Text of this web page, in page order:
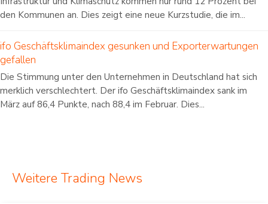
den Kommunen an. Dies zeigt eine neue Kurzstudie, die im...
ifo Geschäftsklimaindex gesunken und Exporterwartungen
gefallen
Die Stimmung unter den Unternehmen in Deutschland hat sich
merklich verschlechtert. Der ifo Geschäftsklimaindex sank im
März auf 86,4 Punkte, nach 88,4 im Februar. Dies...
Weitere Trading News